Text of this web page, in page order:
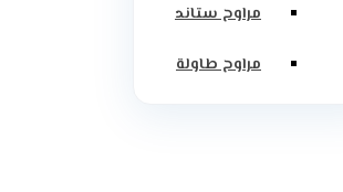
مراوح ستاند
مراوح طاولة